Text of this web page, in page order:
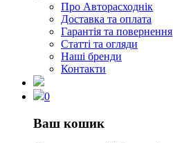
Про Авторасходнік
Доставка та оплата
Гарантія та повернення
Статті та огляди
Наші бренди
Контакти
0
Ваш кошик